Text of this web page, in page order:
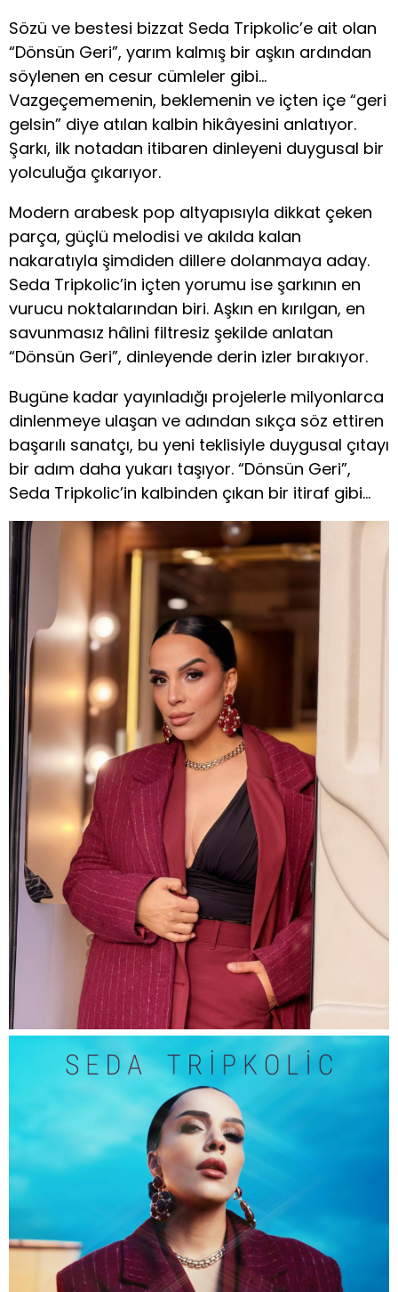
Sözü ve bestesi bizzat Seda Tripkolic’e ait olan
“Dönsün Geri”, yarım kalmış bir aşkın ardından
söylenen en cesur cümleler gibi…
Vazgeçememenin, beklemenin ve içten içe “geri
gelsin” diye atılan kalbin hikâyesini anlatıyor.
Şarkı, ilk notadan itibaren dinleyeni duygusal bir
yolculuğa çıkarıyor.
Modern arabesk pop altyapısıyla dikkat çeken
parça, güçlü melodisi ve akılda kalan
nakaratıyla şimdiden dillere dolanmaya aday.
Seda Tripkolic’in içten yorumu ise şarkının en
vurucu noktalarından biri. Aşkın en kırılgan, en
savunmasız hâlini filtresiz şekilde anlatan
“Dönsün Geri”, dinleyende derin izler bırakıyor.
Bugüne kadar yayınladığı projelerle milyonlarca
dinlenmeye ulaşan ve adından sıkça söz ettiren
başarılı sanatçı, bu yeni teklisiyle duygusal çıtayı
bir adım daha yukarı taşıyor. “Dönsün Geri”,
Seda Tripkolic’in kalbinden çıkan bir itiraf gibi…